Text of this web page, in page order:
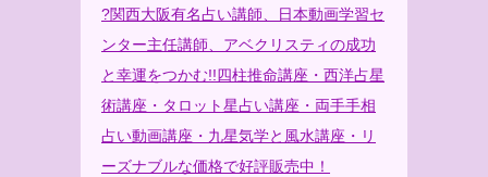
?関西大阪有名占い講師、日本動画学習セ
ンター主任講師、アベクリスティの成功
と幸運をつかむ!!四柱推命講座・西洋占星
術講座・タロット星占い講座・両手手相
占い動画講座・九星気学と風水講座・リ
ーズナブルな価格で好評販売中！